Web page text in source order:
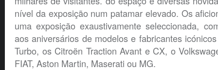
nível da exposição num patamar elevado. Os
uma exposição exaustivamente seleccionada,
aos aniversários de modelos e fabricantes
Turbo, os Citroën Traction Avant e CX, o
FIAT, Aston Martin, Maserati ou MG.